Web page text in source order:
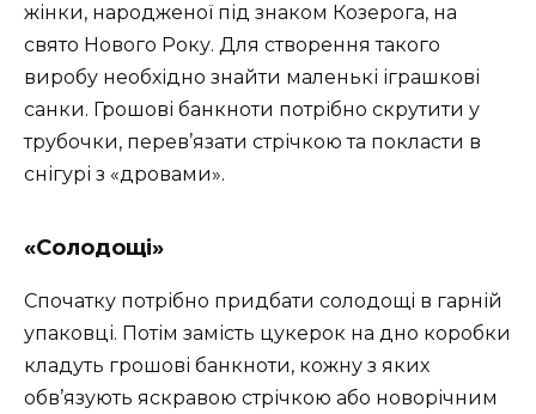
жінки, народженої під знаком Козерога, на
свято Нового Року. Для створення такого
виробу необхідно знайти маленькі іграшкові
санки. Грошові банкноти потрібно скрутити у
трубочки, перев’язати стрічкою та покласти в
снігурі з «дровами».
«Солодощі»
Спочатку потрібно придбати солодощі в гарній
упаковці. Потім замість цукерок на дно коробки
кладуть грошові банкноти, кожну з яких
обв’язують яскравою стрічкою або новорічним